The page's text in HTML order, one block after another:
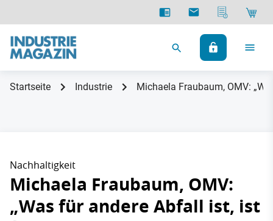
Startseite Industrie Michaela Fraubaum, OMV:
Nachhaltigkeit
Michaela Fraubaum, OMV:
„Was für andere Abfall ist, ist